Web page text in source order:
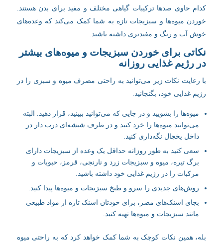
کدام حاوی صدها ترکیبات گیاهی مختلف و مفید برای بدن هستند.
خوردن میوه‌ها و سبزیجات تازه به شما کمک می‌کند که وعده‌های
خوش آب و رنگ و مفیدتری داشته باشید.
نکاتی برای خوردن سبزیجات و میوه‌های بیشتر
در رژیم غذایی روزانه
با رعایت نکات زیر می‌توانید به راحتی مصرف میوه و سبزی را در
رژیم غذایی خود، بگنجانید.
میوه‌ها را بشویید و در جایی که می‌توانید ببینید، قرار دهید. البته
می‌توانید میوه‌ها را خرد کنید و در ظرف شیشه‌ای درب دار در
داخل یخچال نگه‌داری کنید.
سعی کنید به طور روزانه حداقل یک وعده از سبزیجات دارای
برگ تیره، میوه و سبزیجات زرد و نارنجی، قرمز، حبوبات و
مرکبات را در رژیم غذایی خود داشته باشید.
روش‌های جدیدی را سرو و طبخ سبزیجات و میوه‌ها پیدا کنید.
بجای اسنک‌های مضر، برای خودتان اسنک تازه از مواد طبیعی
مانند سبزیجات و میوه‌ها تهیه کنید.
بله، همین نکات کوچک به شما کمک خواهد کرد که به راحتی میوه